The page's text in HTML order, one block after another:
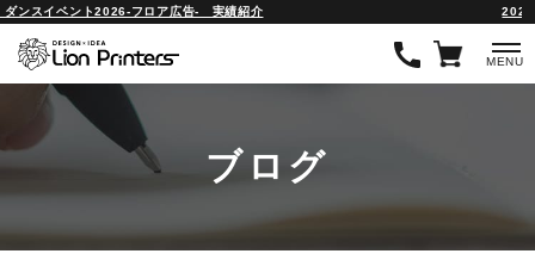
イベント2026-フロア広告- 実績紹介
MENU
ブログ